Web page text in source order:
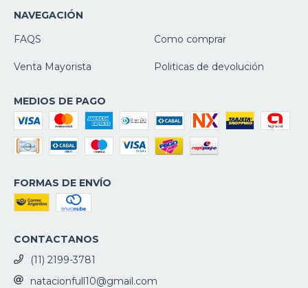
NAVEGACIÓN
FAQS
Como comprar
Venta Mayorista Politicas de devolución
MEDIOS DE PAGO
FORMAS DE ENVÍO
CONTACTANOS
(11) 2199-3781
natacionfull10@gmail.com